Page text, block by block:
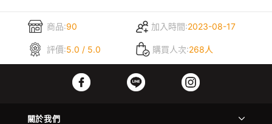
商品:90 加入時間:2023-08-17
評價:5.0 / 5.0 購買人次:268人
關於我們